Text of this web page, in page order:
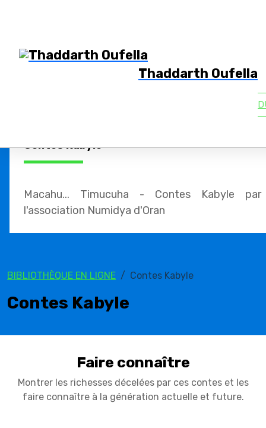
Thaddarth Oufella
Contes Kabyle
Macahu... Timucuha - Contes Kabyle par
l'association Numidya d'Oran
BIBLIOTHÈQUE EN LIGNE Contes Kabyle
Contes Kabyle
Faire connaître
Montrer les richesses décelées par ces contes et les
faire connaître à la génération actuelle et future.